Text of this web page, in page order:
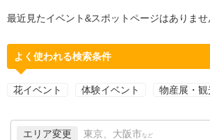
最近見たイベント&スポットページはありませ
よく使われる検索条件
花イベント 体験イベント 物産展・
エリア変更 東京、大阪市 など